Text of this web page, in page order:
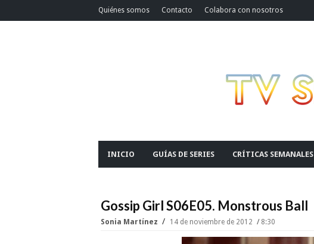
Quiénes somos Contacto Colabora con nosotros
INICIO GUÍAS DE SERIES CRÍTICAS SEMANALES
Gossip Girl S06E05. Monstrous Ball
Sonia Martínez 14 de noviembre de 2012 8:30